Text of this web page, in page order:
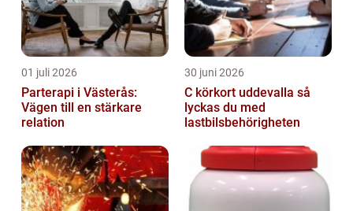
01 juli 2026
Parterapi i Västerås:
Vägen till en stärkare
relation
30 juni 2026
C körkort uddevalla så
lyckas du med
lastbilsbehörigheten